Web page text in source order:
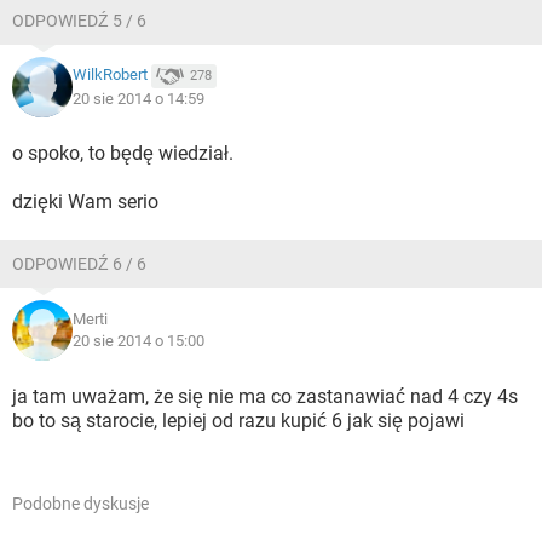
ODPOWIEDŹ 5 / 6
WilkRobert 278
20 sie 2014 o 14:59
o spoko, to będę wiedział.
dzięki Wam serio
ODPOWIEDŹ 6 / 6
Merti
20 sie 2014 o 15:00
ja tam uważam, że się nie ma co zastanawiać nad 4 czy 4s
bo to są starocie, lepiej od razu kupić 6 jak się pojawi
Podobne dyskusje